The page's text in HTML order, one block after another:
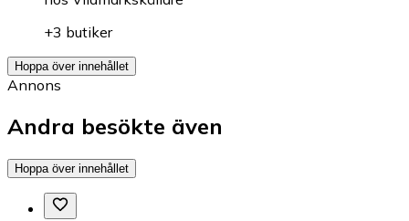
+3 butiker
Hoppa över innehållet
Annons
Andra besökte även
Hoppa över innehållet